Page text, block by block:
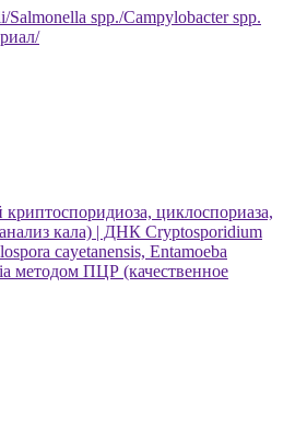
spp./Campylobacter spp.
криптоспоридиоза, циклоспориаза,
кала) | ДНК Cryptosporidium
cayetanensis, Entamoeba
методом ПЦР (качественное